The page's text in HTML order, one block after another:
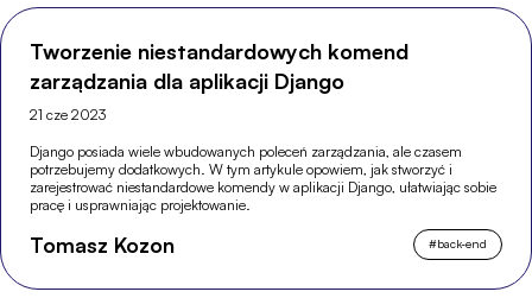
Tworzenie niestandardowych komend
zarządzania dla aplikacji Django
21 cze 2023
Django posiada wiele wbudowanych poleceń zarządzania, ale czasem
potrzebujemy dodatkowych. W tym artykule opowiem, jak stworzyć i
zarejestrować niestandardowe komendy w aplikacji Django, ułatwiając sobie
pracę i usprawniając projektowanie.
Tomasz Kozon #back-end